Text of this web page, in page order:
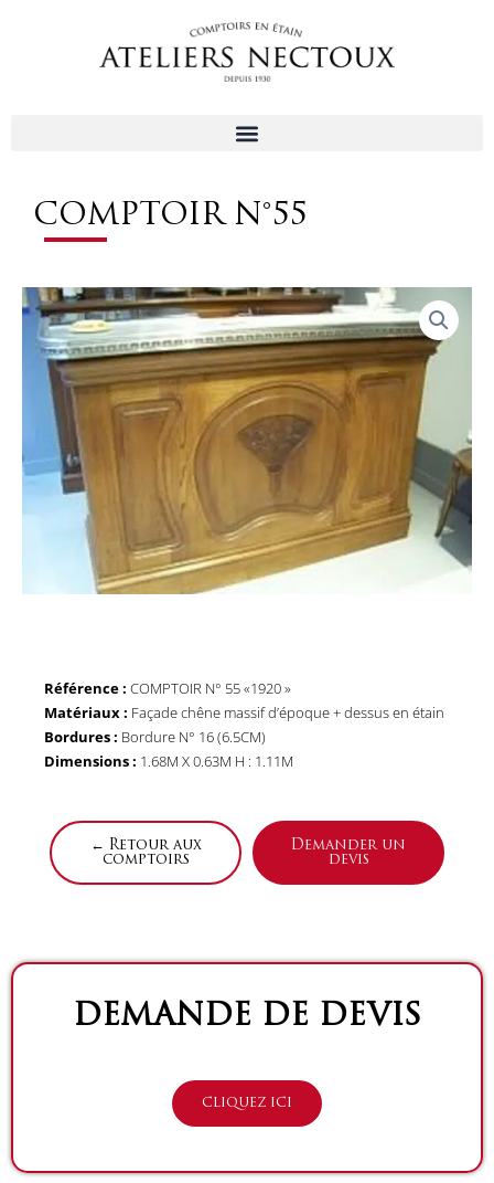
COMPTOIR N°55
Référence : COMPTOIR N° 55 «1920 »
Matériaux : Façade chêne massif d’époque + dessus en étain
Bordures : Bordure N° 16 (6.5CM)
Dimensions : 1.68M X 0.63M H : 1.11M
← Retour aux
comptoirs
Demander un
devis
DEMANDE DE DEVIS
CLIQUEZ ICI